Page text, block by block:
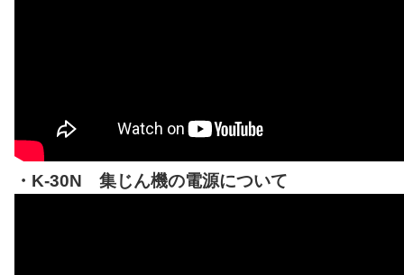
・K-30N 集じん機の電源について